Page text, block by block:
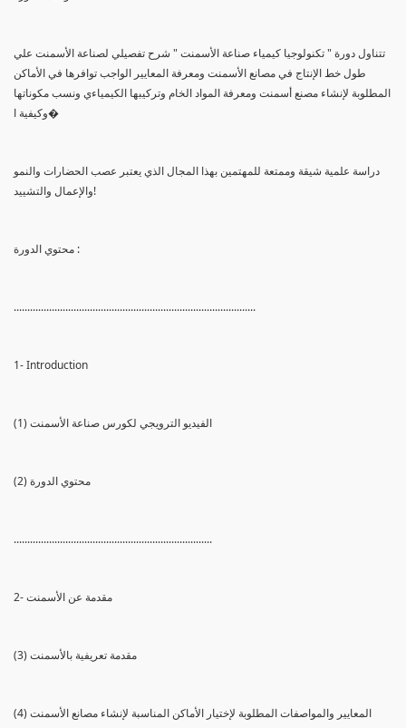
تتناول دورة " تكنولوجيا كيمياء صناعة الأسمنت " شرح تفصيلي لصناعة الأسمنت علي
طول خط الإنتاج في مصانع الأسمنت ومعرفة المعايير الواجب توافرها في الأماكن
المطلوبة لإنشاء مصنع أسمنت ومعرفة المواد الخام وتركيبها الكيمياءي ونسب مكوناتها
وكيفية ا�
دراسة علمية شيقة وممتعة للمهتمين بهذا المجال الذي يعتبر عصب الحضارات والنمو
والإعمال والتشييد!
محتوي الدورة :
.........................................................................................
1- Introduction
(1) الفيديو الترويجي لكورس صناعة الأسمنت
(2) محتوي الدورة
.........................................................................
2- مقدمة عن الأسمنت
(3) مقدمة تعريفية بالأسمنت
(4) المعايير والمواصفات المطلوبة لإختيار الأماكن المناسبة لإنشاء مصانع الأسمنت